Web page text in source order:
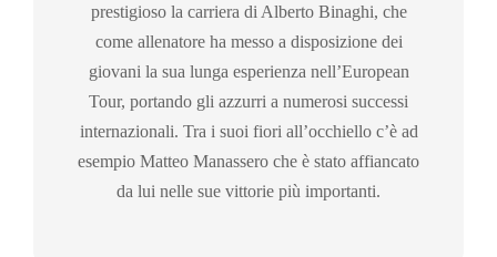
prestigioso la carriera di Alberto Binaghi, che
come allenatore ha messo a disposizione dei
giovani la sua lunga esperienza nell’European
Tour, portando gli azzurri a numerosi successi
internazionali. Tra i suoi fiori all’occhiello c’è ad
esempio Matteo Manassero che è stato affiancato
da lui nelle sue vittorie più importanti.